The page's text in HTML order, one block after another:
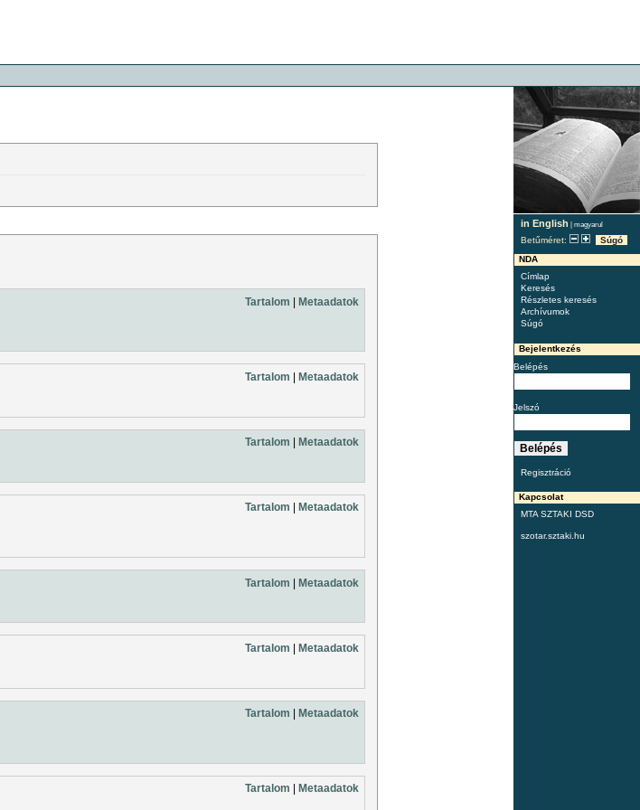
in English | magyarul
Betűméret:
Súgó
NDA
Címlap
Keresés
Részletes keresés
Archívumok
Súgó
Bejelentkezés
Belépés
Jelszó
Regisztráció
Kapcsolat
MTA SZTAKI DSD
szotar.sztaki.hu
Tartalom | Metaadatok
Tartalom | Metaadatok
Tartalom Metaadatok
Tartalom Metaadatok
Tartalom | Metaadatok
Tartalom | Metaadatok
Tartalom Metaadatok
Tartalom Metaadatok